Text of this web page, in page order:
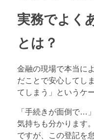
実務でよく
とは？
金融の現場で本当に
だことで安心してし
てしまう」というケ
「手続きが面倒で…
気持ちも分かります。
ですが、この登記を